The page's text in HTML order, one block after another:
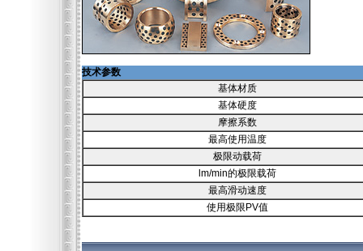
技术参数
基体材质
基体硬度
摩擦系数
最高使用温度
极限动载荷
lm/min的极限载荷
最高滑动速度
使用极限PV值